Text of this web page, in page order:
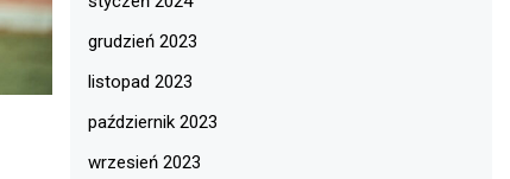
grudzień 2023
listopad 2023
październik 2023
wrzesień 2023